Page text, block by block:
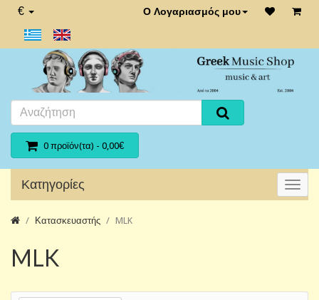
€ Ο Λογαριασμός μου
0 προϊόν(τα) - 0,00€
Κατηγορίες
Κατασκευαστής MLK
MLK